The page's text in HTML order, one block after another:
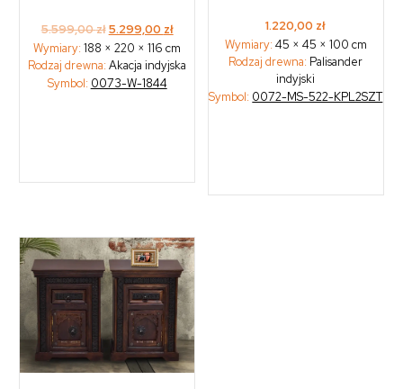
5.599,00złOriginal
price
was:
5.599,00 zł.
5.299,00 złCurrent
price
is:
Wymiary:188 × 220 × 116 cm
Rodzaj drewna: Akacja indyjska
Symbol: 0073-W-1844
1.220,00 zł
Wymiary: 45 × 45 × 100 cm
Rodzaj drewna: Palisander
indyjski
Symbol: 0072-MS-522-KPL2SZT